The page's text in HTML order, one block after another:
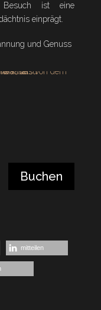
Besuch ist eine
einprägt.
Buchen
mitteilen